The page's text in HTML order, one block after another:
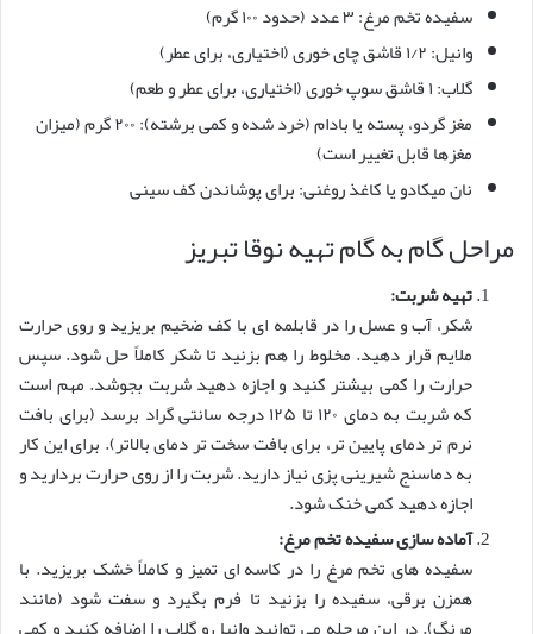
سفیده تخم مرغ: ۳ عدد (حدود ۱۰۰ گرم)
وانیل: ۱/۲ قاشق چای خوری (اختیاری، برای عطر)
گلاب: ۱ قاشق سوپ خوری (اختیاری، برای عطر و طعم)
مغز گردو، پسته یا بادام (خرد شده و کمی برشته): ۲۰۰ گرم (میزان
مغزها قابل تغییر است)
نان میکادو یا کاغذ روغنی: برای پوشاندن کف سینی
مراحل گام به گام تهیه نوقا تبریز
تهیه شربت:
شکر، آب و عسل را در قابلمه ای با کف ضخیم بریزید و روی حرارت
ملایم قرار دهید. مخلوط را هم بزنید تا شکر کاملاً حل شود. سپس
حرارت را کمی بیشتر کنید و اجازه دهید شربت بجوشد. مهم است
که شربت به دمای ۱۲۰ تا ۱۲۵ درجه سانتی گراد برسد (برای بافت
نرم تر دمای پایین تر، برای بافت سخت تر دمای بالاتر). برای این کار
به دماسنج شیرینی پزی نیاز دارید. شربت را از روی حرارت بردارید و
اجازه دهید کمی خنک شود.
آماده سازی سفیده تخم مرغ:
سفیده های تخم مرغ را در کاسه ای تمیز و کاملاً خشک بریزید. با
همزن برقی، سفیده را بزنید تا فرم بگیرد و سفت شود (مانند